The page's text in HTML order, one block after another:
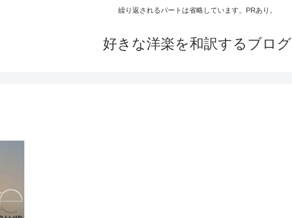
繰り返されるパートは省略しています。PRあり。
好きな洋楽を和訳するブログ